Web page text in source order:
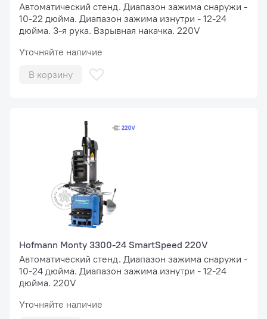
Автоматический стенд. Диапазон зажима снаружи -
10-22 дюйма. Диапазон зажима изнутри - 12-24
дюйма. 3-я рука. Взрывная накачка. 220V
Уточняйте наличие
В корзину
Hofmann Monty 3300-24 SmartSpeed 220V
Автоматический стенд. Диапазон зажима снаружи -
10-24 дюйма. Диапазон зажима изнутри - 12-24
дюйма. 220V
Уточняйте наличие